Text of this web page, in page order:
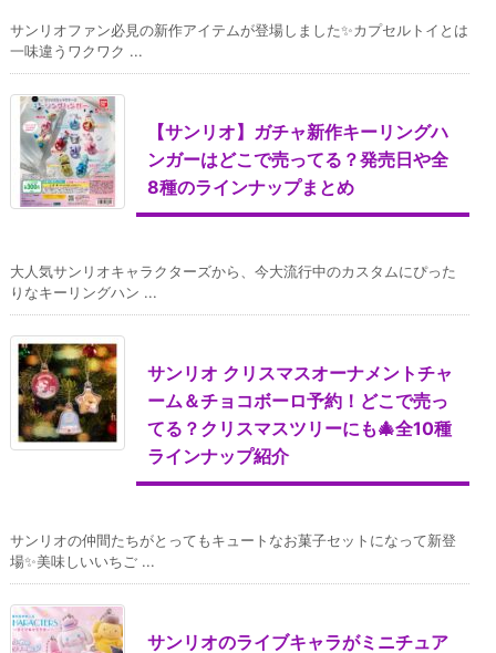
サンリオファン必見の新作アイテムが登場しました✨カプセルトイとは
一味違うワクワク ...
【サンリオ】ガチャ新作キーリングハ
ンガーはどこで売ってる？発売日や全
8種のラインナップまとめ
大人気サンリオキャラクターズから、今大流行中のカスタムにぴった
りなキーリングハン ...
サンリオ クリスマスオーナメントチャ
ーム＆チョコボーロ予約！どこで売っ
てる？クリスマスツリーにも🎄全10種
ラインナップ紹介
サンリオの仲間たちがとってもキュートなお菓子セットになって新登
場✨美味しいいちご ...
サンリオのライブキャラがミニチュア